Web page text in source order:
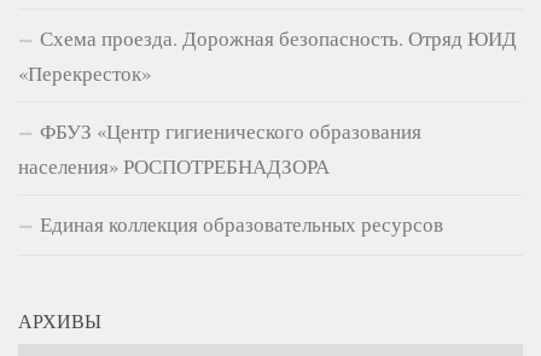
Схема проезда. Дорожная безопасность. Отряд ЮИД
«Перекресток»
ФБУЗ «Центр гигиенического образования
населения» РОСПОТРЕБНАДЗОРА
Единая коллекция образовательных ресурсов
АРХИВЫ